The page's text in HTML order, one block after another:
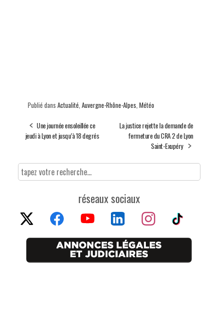
Publié dans Actualité, Auvergne-Rhône-Alpes, Météo
Une journée ensoleillée ce
jeudi à Lyon et jusqu’à 18 degrés
La justice rejette la demande de
fermeture du CRA 2 de Lyon
Saint-Exupéry
réseaux sociaux